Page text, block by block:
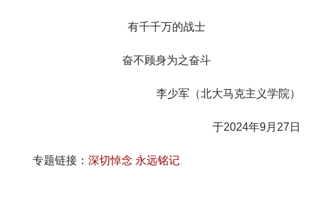
有千千万的战士
奋不顾身为之奋斗
李少军（北大马克主义学院）
于2024年9月27日
专题链接： 深切悼念 永远铭记